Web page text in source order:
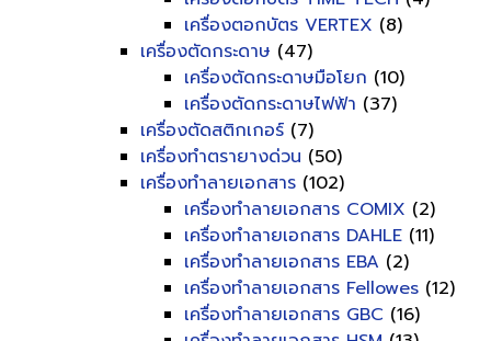
เครื่องตอกบัตร VERTEX (8)
เครื่องตัดกระดาษ (47)
เครื่องตัดกระดาษมือโยก (10)
เครื่องตัดกระดาษไฟฟ้า (37)
เครื่องตัดสติกเกอร์ (7)
เครื่องทำตรายางด่วน (50)
เครื่องทำลายเอกสาร (102)
เครื่องทำลายเอกสาร COMIX (2)
เครื่องทำลายเอกสาร DAHLE (11)
เครื่องทำลายเอกสาร EBA (2)
เครื่องทำลายเอกสาร Fellowes (12)
เครื่องทำลายเอกสาร GBC (16)